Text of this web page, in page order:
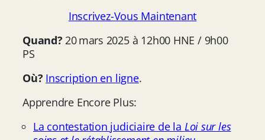
Inscrivez-Vous Maintenant
Quand? 20 mars 2025 à 12h00 HNE / 9h00
PS
Où? Inscription en ligne.
Apprendre Encore Plus:
La contestation judiciaire de la Loi sur les